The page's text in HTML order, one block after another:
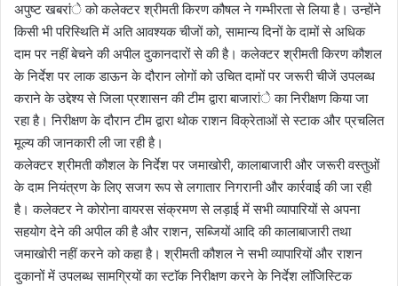
अपुष्ट खबरांे को कलेक्टर श्रीमती किरण कौषल ने गम्भीरता से लिया है। उन्होंने
किसी भी परिस्थिति में अति आवश्यक चीजों को, सामान्य दिनों के दामों से अधिक
दाम पर नहीं बेचने की अपील दुकानदारों से की है। कलेक्टर श्रीमती किरण कौशल
के निर्देश पर लाक डाऊन के दौरान लोगों को उचित दामों पर जरूरी चीजें उपलब्ध
कराने के उद्देश्य से जिला प्रशासन की टीम द्वारा बाजारांे का निरीक्षण किया जा
रहा है। निरीक्षण के दौरान टीम द्वारा थोक राशन विक्रेताओं से स्टाक और प्रचलित
मूल्य की जानकारी ली जा रही है।
कलेक्टर श्रीमती कौशल के निर्देश पर जमाखोरी, कालाबाजारी और जरूरी वस्तुओं
के दाम नियंत्रण के लिए सजग रूप से लगातार निगरानी और कार्रवाई की जा रही
है। कलेक्टर ने कोरोना वायरस संक्रमण से लड़ाई में सभी व्यापारियों से अपना
सहयोग देने की अपील की है और राशन, सब्जियों आदि की कालाबाजारी तथा
जमाखोरी नहीं करने को कहा है। श्रीमती कौशल ने सभी व्यापारियों और राशन
दुकानों में उपलब्ध सामग्रियों का स्टाॅक निरीक्षण करने के निर्देश लाॅजिस्टिक